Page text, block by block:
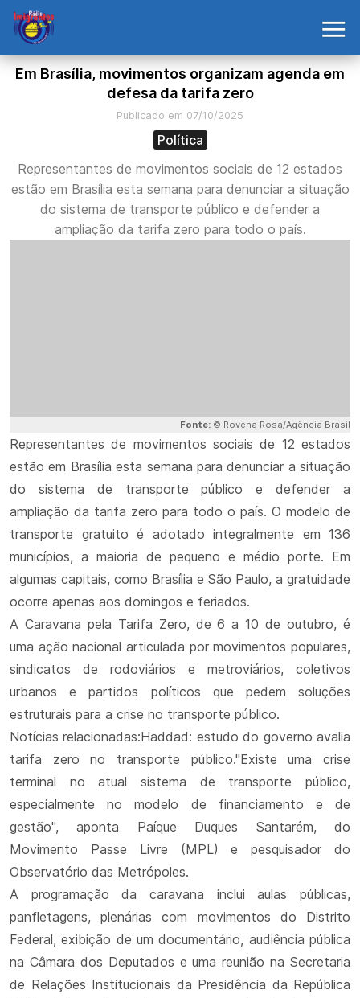
Em Brasília, movimentos organizam agenda em
defesa da tarifa zero
Publicado em 07/10/2025
Política
Representantes de movimentos sociais de 12 estados
estão em Brasília esta semana para denunciar a situação
do sistema de transporte público e defender a
ampliação da tarifa zero para todo o país.
Fonte: © Rovena Rosa/Agência Brasil
Representantes de movimentos sociais de 12 estados
estão em Brasília esta semana para denunciar a situação
do sistema de transporte público e defender a
ampliação da tarifa zero para todo o país. O modelo de
transporte gratuito é adotado integralmente em 136
municípios, a maioria de pequeno e médio porte. Em
algumas capitais, como Brasília e São Paulo, a gratuidade
ocorre apenas aos domingos e feriados.
A Caravana pela Tarifa Zero, de 6 a 10 de outubro, é
uma ação nacional articulada por movimentos populares,
sindicatos de rodoviários e metroviários, coletivos
urbanos e partidos políticos que pedem soluções
estruturais para a crise no transporte público.
Notícias relacionadas:Haddad: estudo do governo avalia
tarifa zero no transporte público."Existe uma crise
terminal no atual sistema de transporte público,
especialmente no modelo de financiamento e de
gestão", aponta Paíque Duques Santarém, do
Movimento Passe Livre (MPL) e pesquisador do
Observatório das Metrópoles.
A programação da caravana inclui aulas públicas,
panfletagens, plenárias com movimentos do Distrito
Federal, exibição de um documentário, audiência pública
na Câmara dos Deputados e uma reunião na Secretaria
de Relações Institucionais da Presidência da República